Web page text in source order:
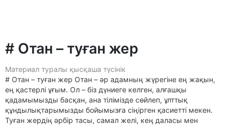
# Отан – туған жер
Материал туралы қысқаша түсінік
# Отан – туған жер Отан – әр адамның жүрегіне ең жақын,
ең қастерлі ұғым. Ол – біз дүниеге келген, алғашқы
қадамымызды басқан, ана тілімізде сөйлеп, ұлттық
құндылықтарымызды бойымызға сіңірген қасиетті мекен.
Туған жердің әрбір тасы, самал желі, кең даласы мен